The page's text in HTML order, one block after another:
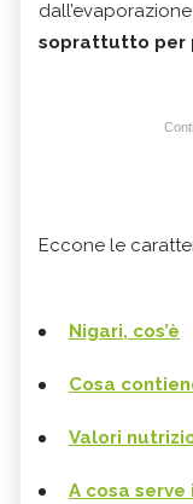
soprattutto per
Eccone le
Nigari, cos’è
Cosa
Valori
A cosa serve